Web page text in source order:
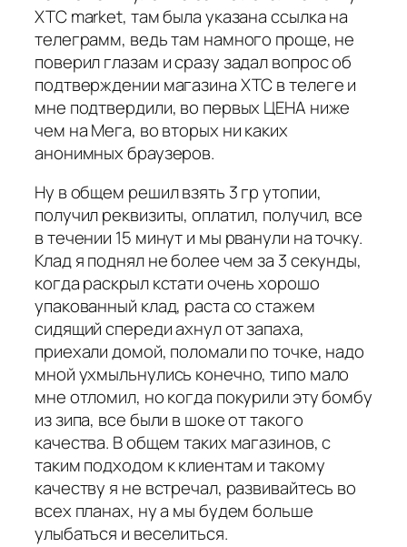
XTC market, там была указана ссылка на
телеграмм, ведь там намного проще, не
поверил глазам и сразу задал вопрос об
подтверждении магазина XTC в телеге и
мне подтвердили, во первых ЦЕНА ниже
чем на Мега, во вторых ни каких
анонимных браузеров.
Ну в общем решил взять 3 гр утопии,
получил реквизиты, оплатил, получил, все
в течении 15 минут и мы рванули на точку.
Клад я поднял не более чем за 3 секунды,
когда раскрыл кстати очень хорошо
упакованный клад, раста со стажем
сидящий спереди ахнул от запаха,
приехали домой, поломали по точке, надо
мной ухмыльнулись конечно, типо мало
мне отломил, но когда покурили эту бомбу
из зипа, все были в шоке от такого
качества. В общем таких магазинов, с
таким подходом к клиентам и такому
качеству я не встречал, развивайтесь во
всех планах, ну а мы будем больше
улыбаться и веселиться.